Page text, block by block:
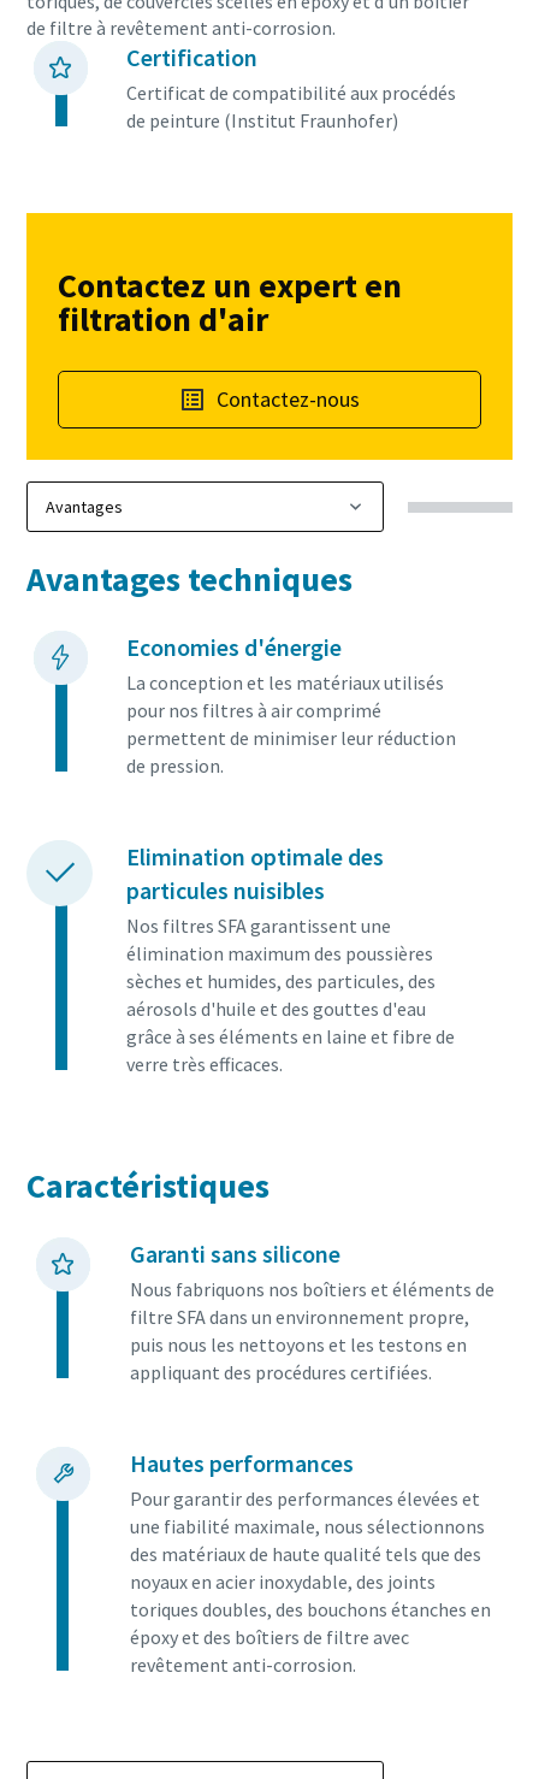
de filtre à revêtement anti-corrosion.
Certification
Certificat de compatibilité aux procédés
de peinture (Institut Fraunhofer)
Contactez un expert en
filtration d'air
Contactez-nous
Avantages techniques
Economies d'énergie
La conception et les matériaux utilisés
pour nos filtres à air comprimé
permettent de minimiser leur réduction
de pression.
Elimination optimale des
particules nuisibles
Nos filtres SFA garantissent une
élimination maximum des poussières
sèches et humides, des particules, des
aérosols d'huile et des gouttes d'eau
grâce à ses éléments en laine et fibre de
verre très efficaces.
Caractéristiques
Garanti sans silicone
Nous fabriquons nos boîtiers et éléments de
filtre SFA dans un environnement propre,
puis nous les nettoyons et les testons en
appliquant des procédures certifiées.
Hautes performances
Pour garantir des performances élevées et
une fiabilité maximale, nous sélectionnons
des matériaux de haute qualité tels que des
noyaux en acier inoxydable, des joints
toriques doubles, des bouchons étanches en
époxy et des boîtiers de filtre avec
revêtement anti-corrosion.